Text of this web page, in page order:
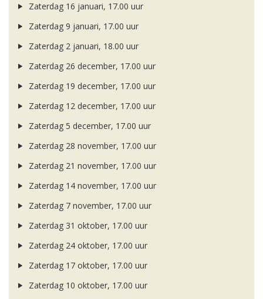
Zaterdag 16 januari, 17.00 uur
Zaterdag 9 januari, 17.00 uur
Zaterdag 2 januari, 18.00 uur
Zaterdag 26 december, 17.00 uur
Zaterdag 19 december, 17.00 uur
Zaterdag 12 december, 17.00 uur
Zaterdag 5 december, 17.00 uur
Zaterdag 28 november, 17.00 uur
Zaterdag 21 november, 17.00 uur
Zaterdag 14 november, 17.00 uur
Zaterdag 7 november, 17.00 uur
Zaterdag 31 oktober, 17.00 uur
Zaterdag 24 oktober, 17.00 uur
Zaterdag 17 oktober, 17.00 uur
Zaterdag 10 oktober, 17.00 uur